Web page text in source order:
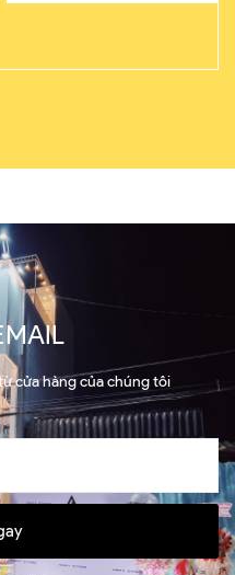
cửa hàng của chúng tôi